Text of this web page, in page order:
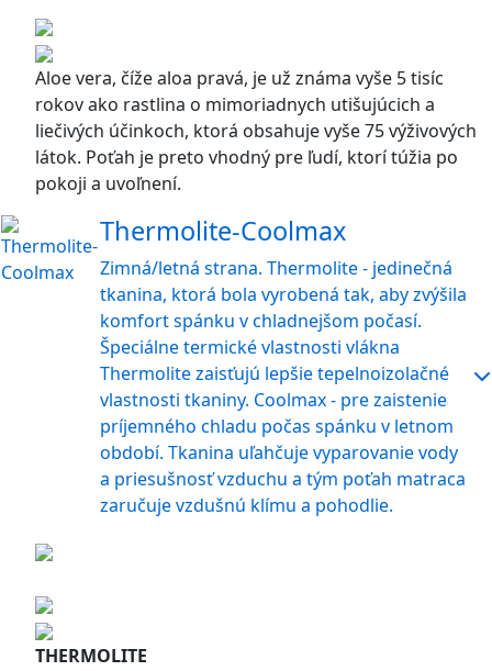
Aloe vera, číže aloa pravá, je už známa vyše 5 tisíc
rokov ako rastlina o mimoriadnych utišujúcich a
liečivých účinkoch, ktorá obsahuje vyše 75 výživových
látok. Poťah je preto vhodný pre ľudí, ktorí túžia po
pokoji a uvoľnení.
Thermolite-Coolmax
Zimná/letná strana. Thermolite - jedinečná
tkanina, ktorá bola vyrobená tak, aby zvýšila
komfort spánku v chladnejšom počasí.
Špeciálne termické vlastnosti vlákna
Thermolite zaisťujú lepšie tepelnoizolačné
vlastnosti tkaniny. Coolmax - pre zaistenie
príjemného chladu počas spánku v letnom
období. Tkanina uľahčuje vyparovanie vody
a priesušnosť vzduchu a tým poťah matraca
zaručuje vzdušnú klímu a pohodlie.
THERMOLITE